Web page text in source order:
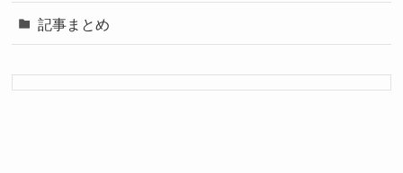
記事まとめ